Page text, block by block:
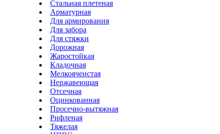
Стальная плетеная
Арматурная
Для армирования
Для забора
Для стяжки
Дорожная
Жаростойкая
Кладочная
Мелкоячеистая
Нержавеющая
Отсечная
Оцинкованная
Просечно-вытяжная
Рифленая
Тяжелая